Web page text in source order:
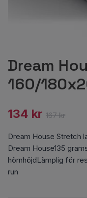
Dream
160/
134 kr 167 kr
Dream House Stretch
Dream House135
hörnhöjdLämplig för
run